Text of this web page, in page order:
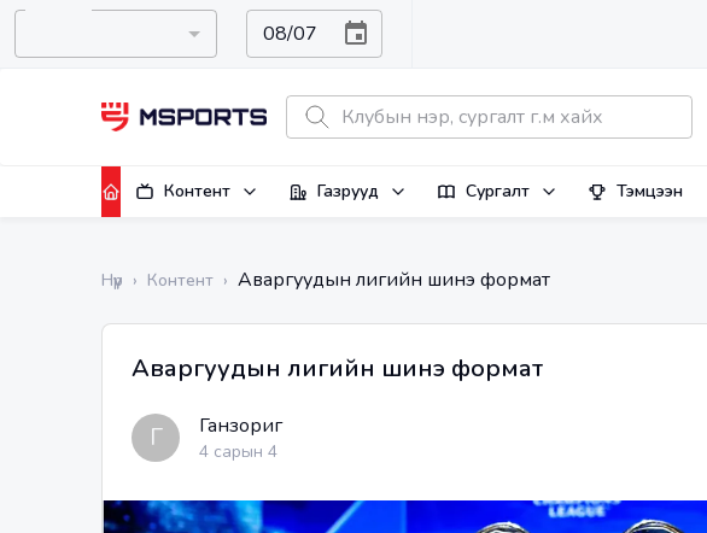
Контент Газрууд Сургалт Тэмцээн
Нүүр › Контент › Аваргуудын лигийн шинэ формат
Аваргуудын лигийн шинэ формат
Г Ганзориг
4 сарын 4